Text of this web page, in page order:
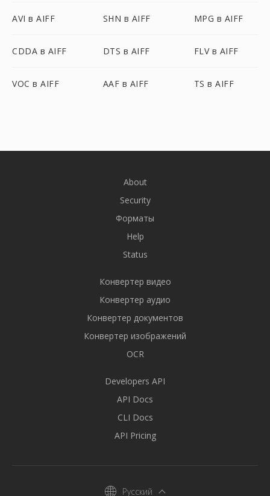
AVI в AIFF SHN в AIFF MPG в AIFF
CDDA в AIFF DTS в AIFF FLV в AIFF
VOC в AIFF AAF в AIFF TS в AIFF
About
Security
Форматы
Help
Status
Конвертер видео
Конвертер аудио
Конвертер документов
Конвертер изображений
OCR
Developers API
API Docs
CLI Docs
API Pricing
Русский